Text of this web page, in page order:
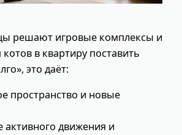
решают игровые комплексы и
в квартиру поставить
это даёт:
пространство и новые
движения и